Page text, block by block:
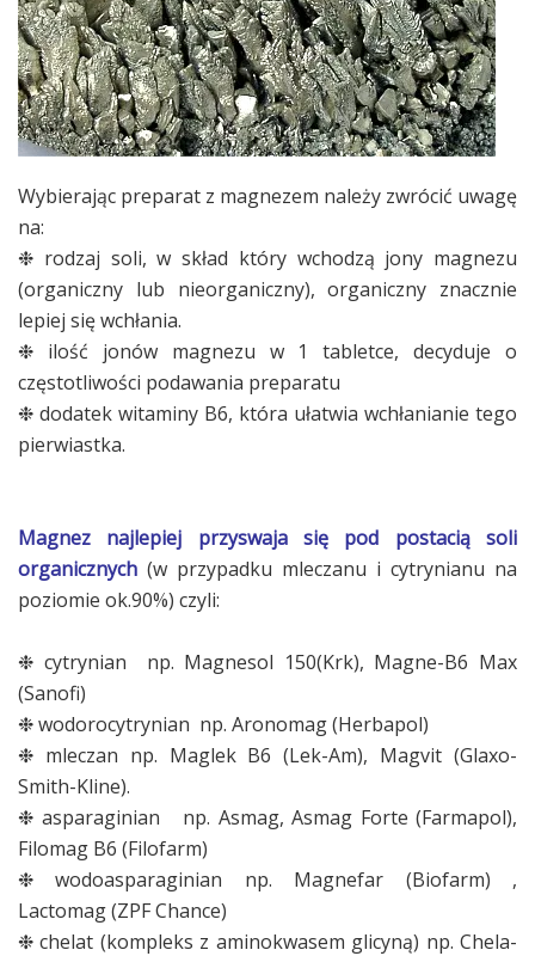
Wybierając preparat z magnezem należy zwrócić uwagę
na:
❉ rodzaj soli, w skład który wchodzą jony magnezu
(organiczny lub nieorganiczny), organiczny znacznie
lepiej się wchłania.
❉ ilość jonów magnezu w 1 tabletce, decyduje o
częstotliwości podawania preparatu
❉ dodatek witaminy B6, która ułatwia wchłanianie tego
pierwiastka.
Magnez najlepiej przyswaja się pod postacią soli
organicznych (w przypadku mleczanu i cytrynianu na
poziomie ok.90%) czyli:
❉ cytrynian np. Magnesol 150(Krk), Magne-B6 Max
(Sanofi)
❉ wodorocytrynian np. Aronomag (Herbapol)
❉ mleczan np. Maglek B6 (Lek-Am), Magvit (Glaxo-
Smith-Kline).
❉ asparaginian np. Asmag, Asmag Forte (Farmapol),
Filomag B6 (Filofarm)
❉ wodoasparaginian np. Magnefar (Biofarm) ,
Lactomag (ZPF Chance)
❉ chelat (kompleks z aminokwasem glicyną) np. Chela-